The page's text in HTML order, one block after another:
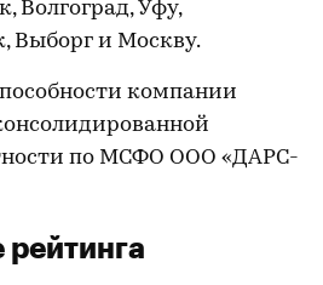
Волгоград, Уфу,
Выборг и Москву.
компании
по МСФО ООО «ДАРС-